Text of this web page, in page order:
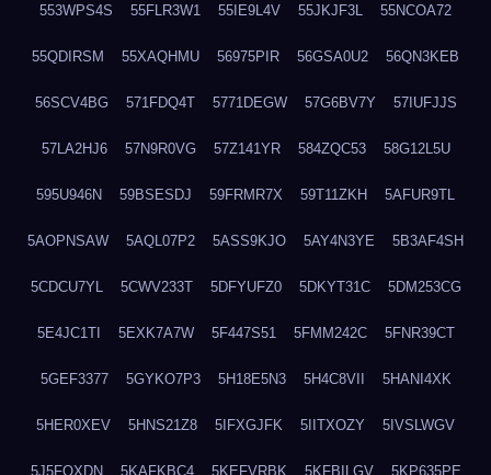
553WPS4S 55FLR3W1 55IE9L4V 55JKJF3L 55NCOA72
55QDIRSM 55XAQHMU 56975PIR 56GSA0U2 56QN3KEB
56SCV4BG 571FDQ4T 5771DEGW 57G6BV7Y 57IUFJJS
57LA2HJ6 57N9R0VG 57Z141YR 584ZQC53 58G12L5U
595U946N 59BSESDJ 59FRMR7X 59T11ZKH 5AFUR9TL
5AOPNSAW 5AQL07P2 5ASS9KJO 5AY4N3YE 5B3AF4SH
5CDCU7YL 5CWV233T 5DFYUFZ0 5DKYT31C 5DM253CG
5E4JC1TI 5EXK7A7W 5F447S51 5FMM242C 5FNR39CT
5GEF3377 5GYKO7P3 5H18E5N3 5H4C8VII 5HANI4XK
5HER0XEV 5HNS21Z8 5IFXGJFK 5IITXOZY 5IVSLWGV
5J5FOXDN 5KAFKBC4 5KEFVRBK 5KFBILGV 5KP635PE